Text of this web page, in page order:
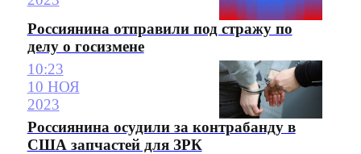
Россиянина отправили под стражу по
делу о госизмене
10:23
10 НОЯ
2023
Россиянина осудили за контрабанду в
США запчастей для ЗРК